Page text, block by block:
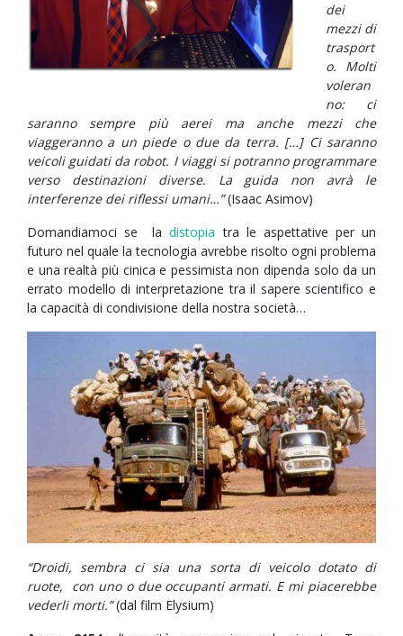
dei
mezzi di
trasport
o. Molti
voleran
no: ci
saranno sempre più aerei ma anche mezzi che
viaggeranno a un piede o due da terra. […] Ci saranno
veicoli guidati da robot. I viaggi si potranno programmare
verso destinazioni diverse. La guida non avrà le
interferenze dei riflessi umani…”(Isaac Asimov)
Domandiamoci se ladistopia tra le aspettative per un
futuro nel quale la tecnologia avrebbe risolto ogni problema
e una realtà più cinica e pessimista non dipenda solo da un
errato modello di interpretazione tra il sapere scientifico e
la capacità di condivisione della nostra società…
“Droidi, sembra ci sia una sorta di veicolo dotato di
ruote, con uno o due occupanti armati. E mi piacerebbe
vederli morti.”(dal film Elysium)